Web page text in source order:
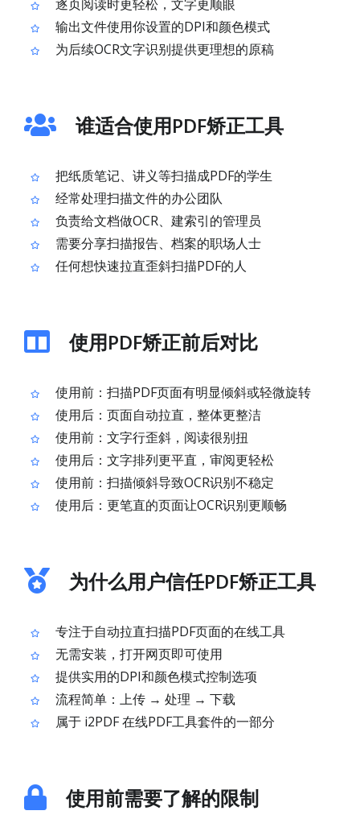
逐页阅读时更轻松，文字更顺眼
输出文件使用你设置的DPI和颜色模式
为后续OCR文字识别提供更理想的原稿
谁适合使用PDF矫正工具
把纸质笔记、讲义等扫描成PDF的学生
经常处理扫描文件的办公团队
负责给文档做OCR、建索引的管理员
需要分享扫描报告、档案的职场人士
任何想快速拉直歪斜扫描PDF的人
使用PDF矫正前后对比
使用前：扫描PDF页面有明显倾斜或轻微旋转
使用后：页面自动拉直，整体更整洁
使用前：文字行歪斜，阅读很别扭
使用后：文字排列更平直，审阅更轻松
使用前：扫描倾斜导致OCR识别不稳定
使用后：更笔直的页面让OCR识别更顺畅
为什么用户信任PDF矫正工具
专注于自动拉直扫描PDF页面的在线工具
无需安装，打开网页即可使用
提供实用的DPI和颜色模式控制选项
流程简单：上传 → 处理 → 下载
属于 i2PDF 在线PDF工具套件的一部分
使用前需要了解的限制